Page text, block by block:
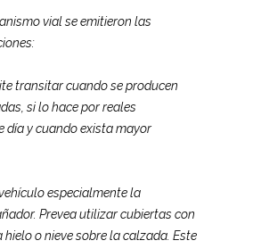
vial se emitieron las
transitar cuando se producen
si lo hace por reales
día y cuando exista mayor
especialmente la
Prevea utilizar cubiertas con
o nieve sobre la calzada. Este